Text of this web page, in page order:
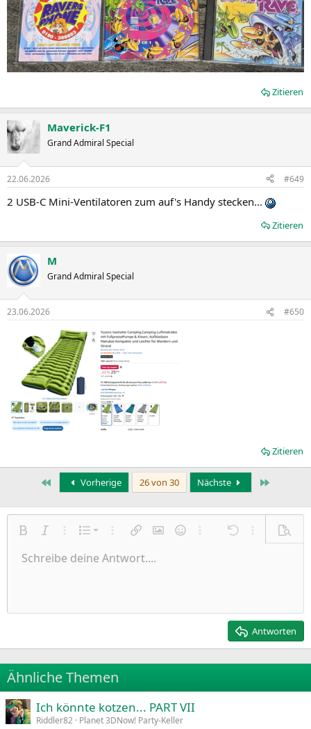
Zitieren
Maverick-F1
Grand Admiral Special
22.06.2026 #649
2 USB-C Mini-Ventilatoren zum auf's Handy stecken...
Zitieren
M
Grand Admiral Special
23.06.2026 #650
Zitieren
Erste Vorherige 26 von 30 Nächste
Fett KursivWeitere Einstellungen…
Liste
Nummerierte Liste
Ungeordnete Liste
Weitere Einstellungen…
Link einfügen
Bild einfügen
SmileysWeitere Einstellungen…
Rückgängig
Weitere
Schriftgröße
9
22
26
TextfarbeSchriftfamilie
Arial
Times New Roman
Trebuchet MS
Verdana
Durchgestrichen
Unterstrichen
Inline-Code
AusrichtungLinksbündig
Paragraph format
Normal
Heading 2
ZitatMedienTabelle einfügen
Insert horizontal line
SpoilerCode
Wiederholen
BBCode umschalten
Formatierung entfernen
EntwürfeEntwurf speichern
Schreibe deine Antwort....
Antworten
Ähnliche Themen
Ich könnte kotzen... PART VII
Riddler82 Planet 3DNow! Party-Keller